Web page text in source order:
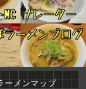
ーメンマップ